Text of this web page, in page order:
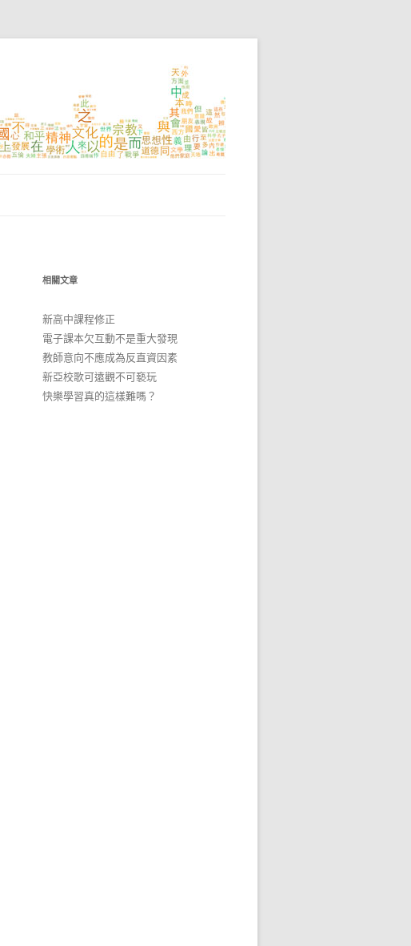
相關文章
新高中課程修正
電子課本欠互動不是重大發現
教師意向不應成為反直資因素
新亞校歌可遠觀不可褻玩
快樂學習真的這樣難嗎？